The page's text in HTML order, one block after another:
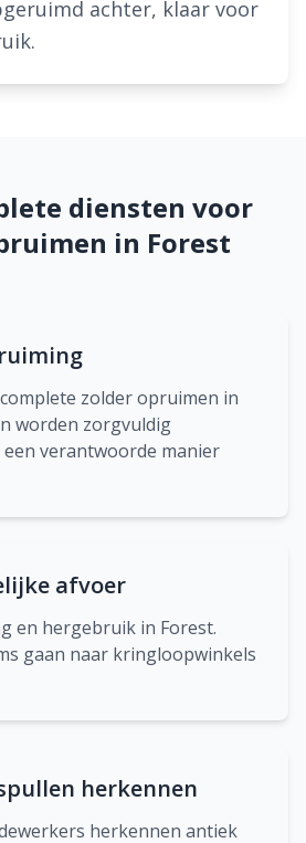
achter, klaar voor
diensten voor
in Forest
zolder opruimen in
worden zorgvuldig
verantwoorde manier
afvoer
en hergebruik in Forest.
gaan naar kringloopwinkels
herkennen
herkennen antiek